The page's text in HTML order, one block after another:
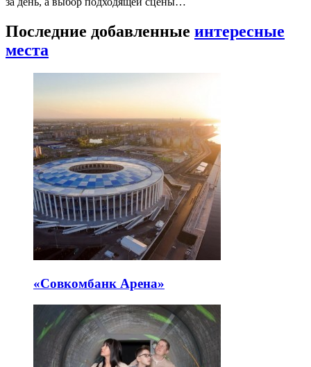
Последние добавленные интересные
места
«Совкомбанк Арена⁠»